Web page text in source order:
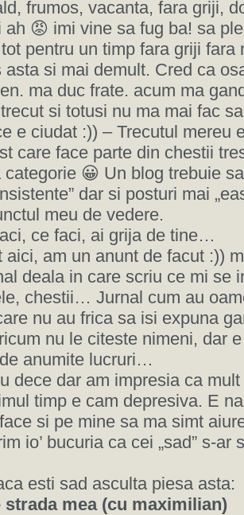
frumos, vacanta, fara griji,
ah 😡 imi vine sa fug ba! sa
pentru un timp fara griji
asta si mai demult. Cred ca
ma duc frate. acum ma
si totusi nu ma mai fac
e ciudat :)) – Trecutul mereu
care face parte din chestii
categorie 😀 Un blog trebuie
dar si posturi mai
meu de vedere.
ce faci, ai grija de tine…
aici, am un anunt de facut :))
deala in care scriu ce mi se
chestii… Jurnal cum au
nu au frica sa isi expuna
nu le citeste nimeni, dar
de anumite lucruri…
dece dar am impresia ca
timp e cam depresiva. E
si pe mine sa ma simt
io’ bucuria ca cei „sad” s-ar
esti sad asculta piesa asta:
strada mea (cu maximilian)